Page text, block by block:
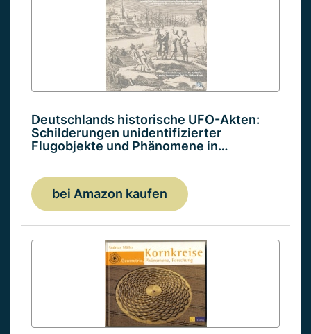
Deutschlands historische UFO-Akten:
Schilderungen unidentifizierter
Flugobjekte und Phänomene in…
bei Amazon kaufen